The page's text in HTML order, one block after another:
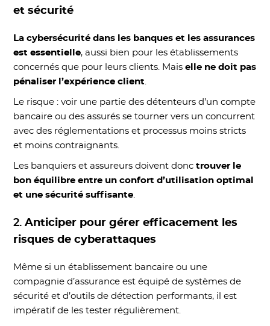
et sécurité
La cybersécurité dans les banques et les assurances
est essentielle, aussi bien pour les établissements
concernés que pour leurs clients. Maiselle ne doit pas
pénaliser l’expérience client.
Le risque : voir une partie des détenteurs d’un compte
bancaire ou des assurés se tourner vers un concurrent
avec des réglementations et processus moins stricts
et moins contraignants.
Les banquiers et assureurs doivent donctrouver le
bon équilibre entre un confort d’utilisation optimal
et une sécurité suffisante.
2.Anticiper pour gérer efficacement les
risques de cyberattaques
Même si un établissement bancaire ou une
compagnie d’assurance est équipé de systèmes de
sécurité et d’outils de détection performants, il est
impératif de les tester régulièrement.